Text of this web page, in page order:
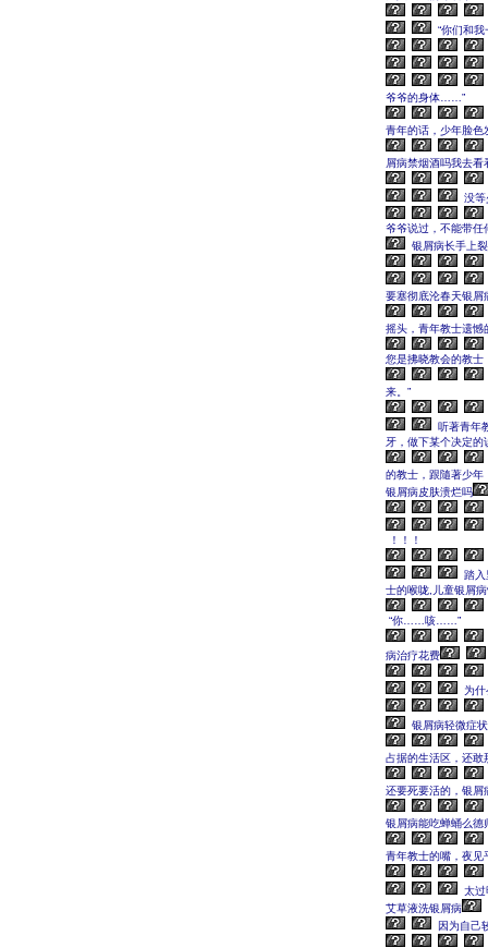
“你们和
爷爷的身体……”
青年的话，少年脸色
屑病禁烟酒吗我去看
没等
爷爷说过，不能带任
银屑病长手上
要塞彻底沦春天银屑
摇头，青年教士遗憾
您是拂晓教会的教士
来。”
听著青年
牙，做下某个决定的
的教士，跟隨著少年
银屑病皮肤溃烂吗
！！！
踏入
士的喉咙,儿童银屑
“你……咳……”
病治疗花费
为
银屑病轻微症状
占据的生活区，还敢
还要死要活的，银屑
银屑病能吃蝉蛹么德
青年教士的嘴，夜见
太过
艾草液洗银屑病
因为自己